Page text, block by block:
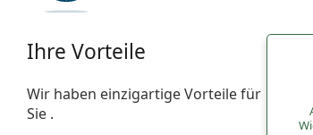
Ihre Vorteile
Wir haben einzigartige Vorteile für
Sie .